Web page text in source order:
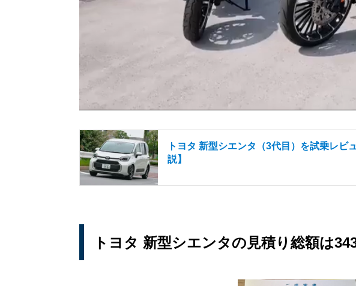
トヨタ 新型シエンタ（3代目）を試乗レビ
説】
トヨタ 新型シエンタの見積り総額は